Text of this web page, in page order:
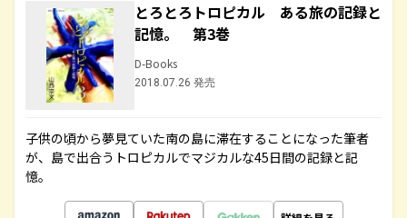
とろとろトロピカル ある旅の記録と
記憶。 第3巻
D-Books
2018.07.26 発売
子供の頃から夢見ていた南の島に滞在することになった筆者
が、島で出合うトロピカルでマジカルな45日間の記録と記
憶。